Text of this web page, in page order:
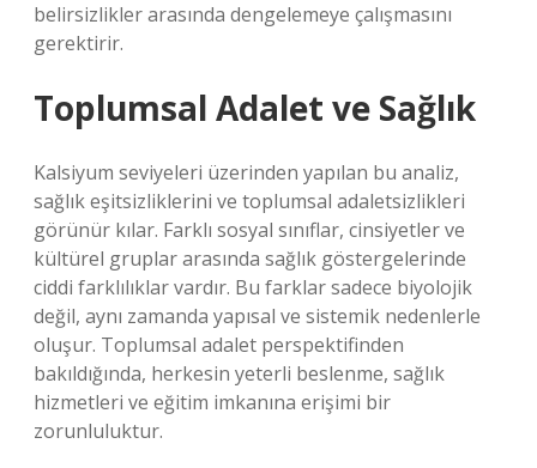
belirsizlikler arasında dengelemeye çalışmasını
gerektirir.
Toplumsal Adalet ve Sağlık
Kalsiyum seviyeleri üzerinden yapılan bu analiz,
sağlık eşitsizliklerini ve toplumsal adaletsizlikleri
görünür kılar. Farklı sosyal sınıflar, cinsiyetler ve
kültürel gruplar arasında sağlık göstergelerinde
ciddi farklılıklar vardır. Bu farklar sadece biyolojik
değil, aynı zamanda yapısal ve sistemik nedenlerle
oluşur. Toplumsal adalet perspektifinden
bakıldığında, herkesin yeterli beslenme, sağlık
hizmetleri ve eğitim imkanına erişimi bir
zorunluluktur.